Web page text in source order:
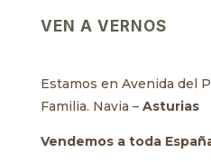
VEN A VERNOS
Estamos en Avenida del
Familia. Navia – Asturias
Vendemos a toda